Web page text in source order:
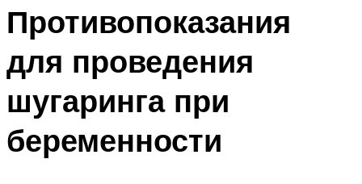
Противопоказания
для проведения
шугаринга при
беременности